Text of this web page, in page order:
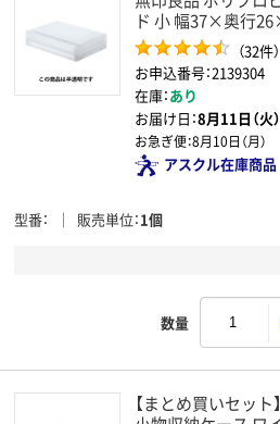
ド 小 幅37×奥行
（32件）
お申込番号：2139304
在庫：あり
お届け日：8月11日（火）
お急ぎ便：8月10日（月）
アスクル在庫商品
型番 販売単位 1個
数量
【まとめ買いセッ